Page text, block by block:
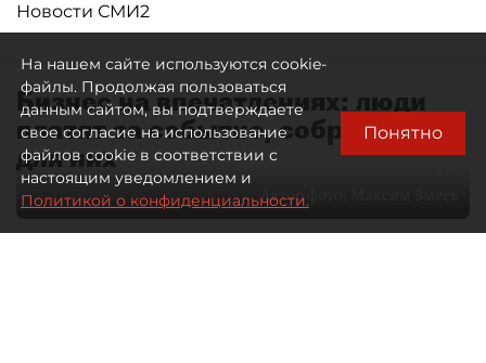
Новости СМИ2
Бизнес на впечатлениях: люди
платят за событие, собранное
для них
Автор фото:
На нашем сайте используются cookie-
файлы. Продолжая пользоваться
данным сайтом, вы подтверждаете
свое согласие на использование
файлов cookie в соответствии с
настоящим уведомлением и
Политикой о конфиденциальности.
Понятно